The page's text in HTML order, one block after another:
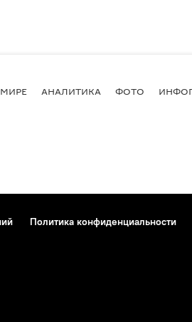
АНАЛИТИКА ФОТО
Политика конфиденциальности